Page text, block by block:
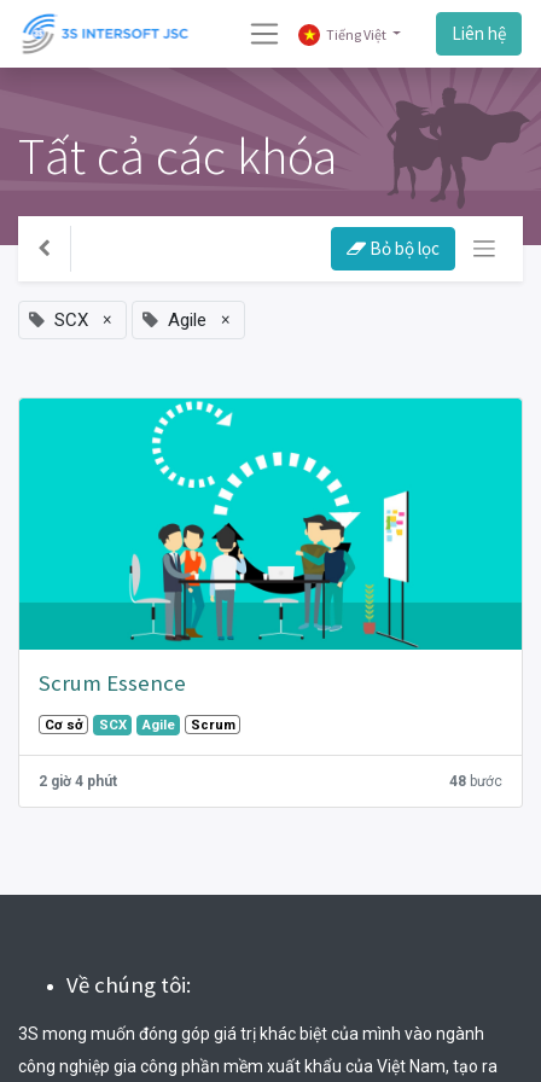
Tiếng Việt Liên hệ
Tất cả các khóa
Bỏ bộ lọc
SCX × Agile ×
Scrum Essence
Cơ sở SCX Agile Scrum
2 giờ 4 phút 48 bước
Về chúng tôi:
3S mong muốn đóng góp giá trị khác biệt của mình vào ngành
công nghiệp gia công phần mềm xuất khẩu của Việt Nam, tạo ra